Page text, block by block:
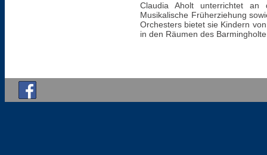
Claudia Aholt unterrichtet an
Musikalische Früherziehung
Orchesters bietet sie Kindern
in den Räumen des